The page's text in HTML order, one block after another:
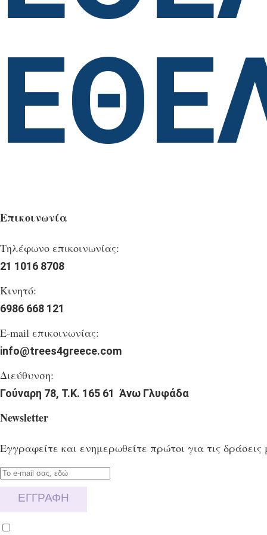
Επικοινωνία
Τηλέφωνο επικοινωνίας:
21 1016 8708
Κινητό:
6986 668 121
E-mail επικοινωνίας:
info@trees4greece.com
Διεύθυνση:
Γούναρη 78, Τ.Κ. 165 61 Άνω Γλυφάδα
Newsletter
Eγγραφείτε και ενημερωθείτε πρώτοι για τις δράσεις
ΕΓΓΡΑΦΗ